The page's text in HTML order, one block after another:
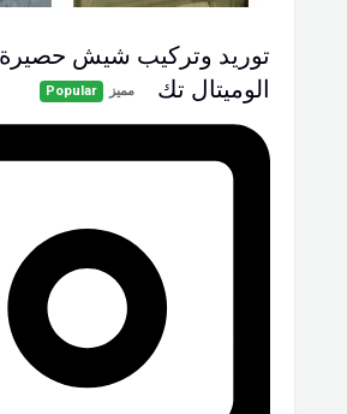
توريد وتركيب شيش
الوميتال تك
مميز Popular